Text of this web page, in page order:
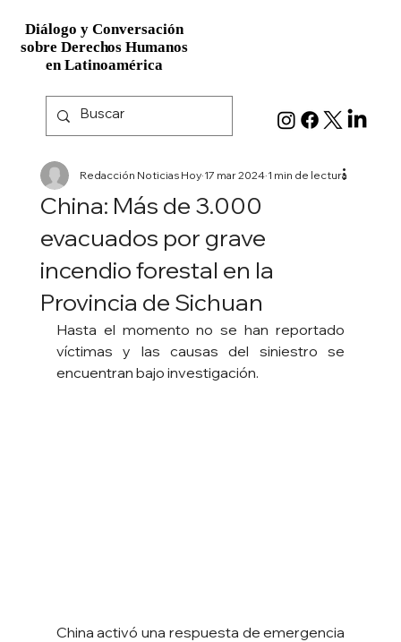
Diálogo y Conversación
sobre Derechos Humanos
en Latinoamérica
Diálogo y Conversación
sobre Derechos Humanos
en Latinoamérica
China: Más de 3.000
evacuados por grave
incendio forestal en la
Provincia de Sichuan
Redacción Noticias Hoy 17 mar 2024 1 min de lectura
Hasta el momento no se han reportado
víctimas y las causas del siniestro se
encuentran bajo investigación.
China activó una respuesta de emergencia